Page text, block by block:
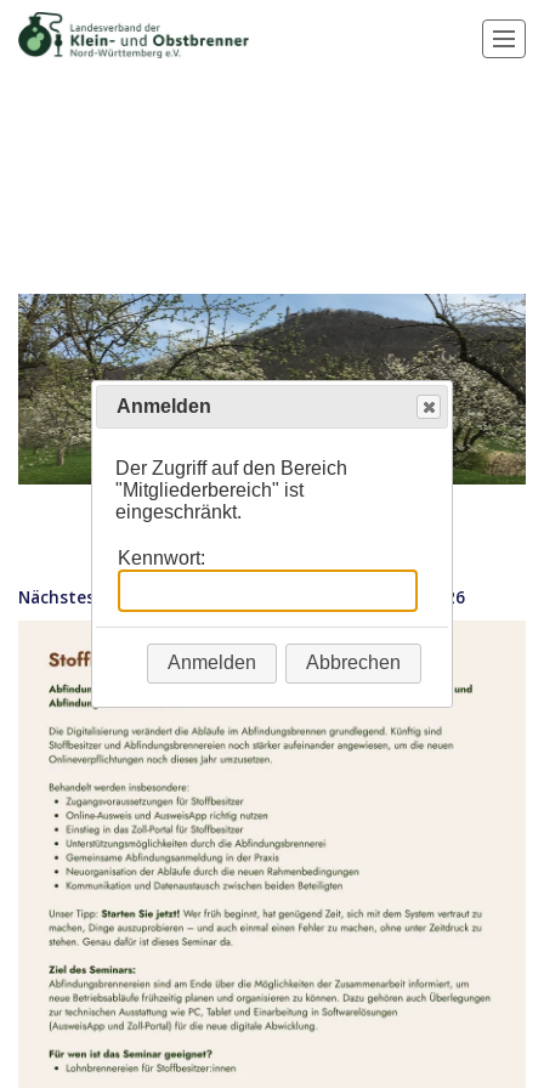
Anmelden
Der Zugriff auf den Bereich
"Mitgliederbereich" ist
eingeschränkt.
Kennwort:
Anmelden Abbrechen